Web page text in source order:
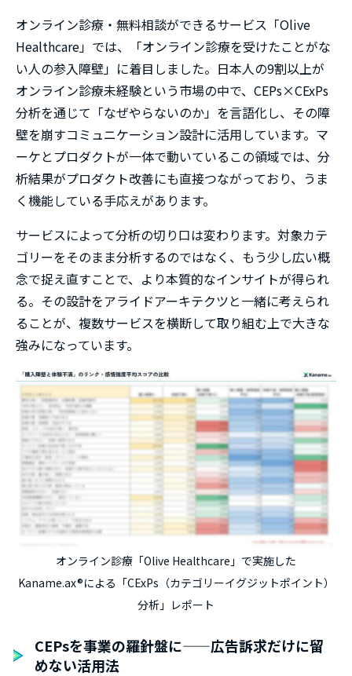
オンライン診療・無料相談ができるサービス「Olive
Healthcare」では、「オンライン診療を受けたことがな
い人の参入障壁」に着目しました。日本人の9割以上が
オンライン診療未経験という市場の中で、CEPs×CExPs
分析を通じて「なぜやらないのか」を言語化し、その障
壁を崩すコミュニケーション設計に活用しています。マ
ーケとプロダクトが一体で動いているこの領域では、分
析結果がプロダクト改善にも直接つながっており、うま
く機能している手応えがあります。
サービスによって分析の切り口は変わります。対象カテ
ゴリーをそのまま分析するのではなく、もう少し広い概
念で捉え直すことで、より本質的なインサイトが得られ
る。その設計をアライドアーキテクツと一緒に考えられ
ることが、複数サービスを横断して取り組む上で大きな
強みになっています。
オンライン診療「Olive Healthcare」で実施した
Kaname.ax®による「CExPs（カテゴリーイグジットポイント）
分析」レポート
CEPsを事業の羅針盤に——広告訴求だけに留
めない活用法